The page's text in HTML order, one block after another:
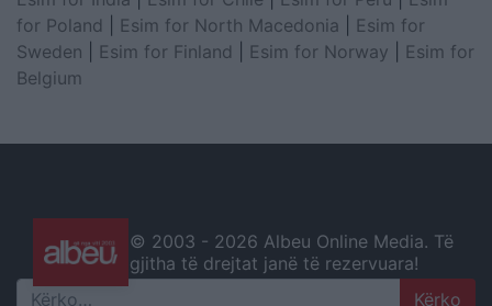
for Poland
Esim for North Macedonia
Esim for
Sweden
Esim for Finland Esim for Norway
Esim for
Belgium
© 2003 - 2026 Albeu Online Media. Të
gjitha të drejtat janë të rezervuara!